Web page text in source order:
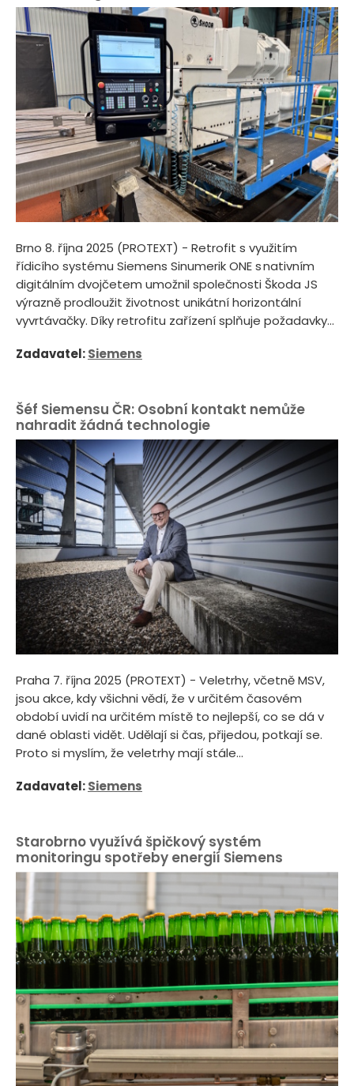
Brno 8. října 2025 (PROTEXT) - Retrofit s využitím
řídicího systému Siemens Sinumerik ONE s nativním
digitálním dvojčetem umožnil společnosti Škoda JS
výrazně prodloužit životnost unikátní horizontální
vyvrtávačky. Díky retrofitu zařízení splňuje požadavky...
Zadavatel:Siemens
Šéf Siemensu ČR: Osobní kontakt nemůže
nahradit žádná technologie
Praha 7. října 2025 (PROTEXT) - Veletrhy, včetně MSV,
jsou akce, kdy všichni vědí, že v určitém časovém
období uvidí na určitém místě to nejlepší, co se dá v
dané oblasti vidět. Udělají si čas, přijedou, potkají se.
Proto si myslím, že veletrhy mají stále...
Zadavatel:Siemens
Starobrno využívá špičkový systém
monitoringu spotřeby energií Siemens